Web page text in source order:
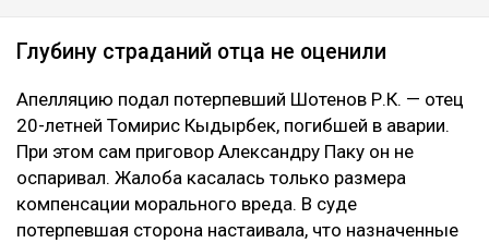
Глубину страданий отца не оценили
Апелляцию подал потерпевший Шотенов Р.К. — отец
20-летней Томирис Кыдырбек, погибшей в аварии.
При этом сам приговор Александру Паку он не
оспаривал. Жалоба касалась только размера
компенсации морального вреда. В суде
потерпевшая сторона настаивала, что назначенные